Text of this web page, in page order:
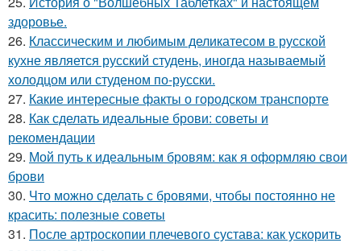
здоровье.
26. Классическим и любимым деликатесом в русской
кухне является русский студень, иногда называемый
холодцом или студеном по-русски.
27. Какие интересные факты о городском транспорте
28. Как сделать идеальные брови: советы и
рекомендации
29. Мой путь к идеальным бровям: как я оформляю свои
брови
30. Что можно сделать с бровями, чтобы постоянно не
красить: полезные советы
31. После артроскопии плечевого сустава: как ускорить